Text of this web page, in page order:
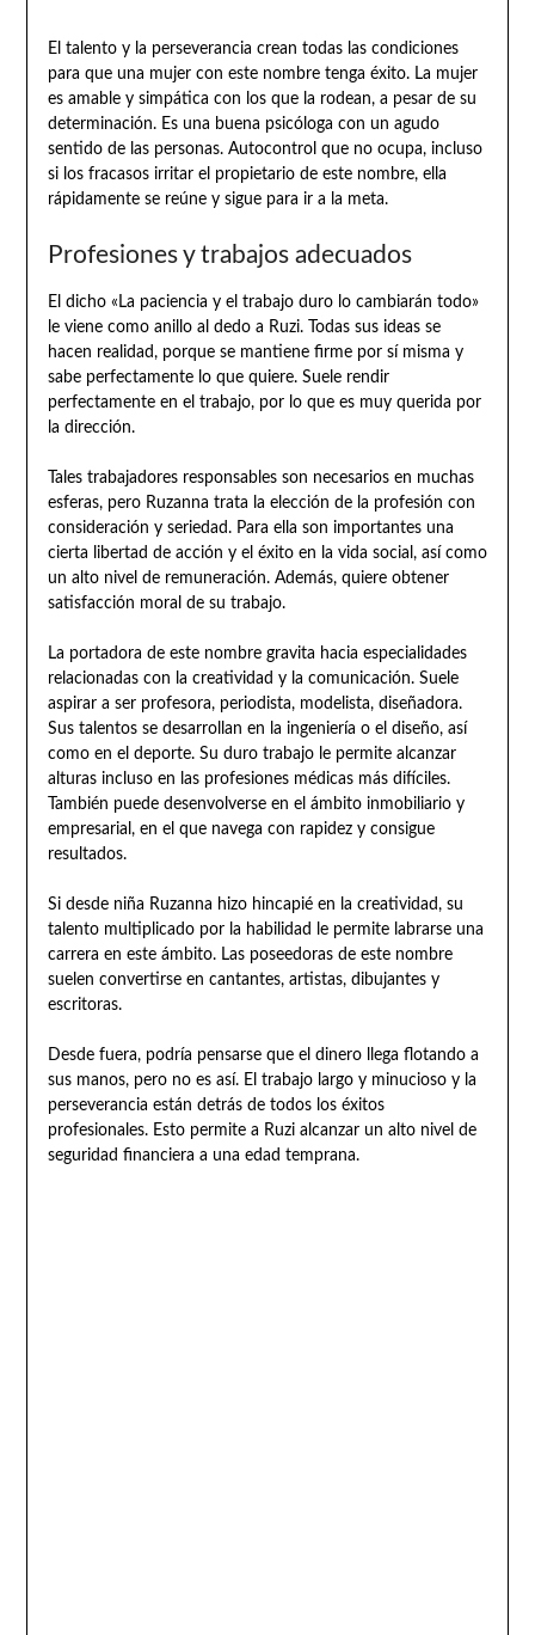
El talento y la perseverancia crean todas las condiciones
para que una mujer con este nombre tenga éxito. La mujer
es amable y simpática con los que la rodean, a pesar de su
determinación. Es una buena psicóloga con un agudo
sentido de las personas. Autocontrol que no ocupa, incluso
si los fracasos irritar el propietario de este nombre, ella
rápidamente se reúne y sigue para ir a la meta.
Profesiones y trabajos adecuados
El dicho «La paciencia y el trabajo duro lo cambiarán todo»
le viene como anillo al dedo a Ruzi. Todas sus ideas se
hacen realidad, porque se mantiene firme por sí misma y
sabe perfectamente lo que quiere. Suele rendir
perfectamente en el trabajo, por lo que es muy querida por
la dirección.
Tales trabajadores responsables son necesarios en muchas
esferas, pero Ruzanna trata la elección de la profesión con
consideración y seriedad. Para ella son importantes una
cierta libertad de acción y el éxito en la vida social, así como
un alto nivel de remuneración. Además, quiere obtener
satisfacción moral de su trabajo.
La portadora de este nombre gravita hacia especialidades
relacionadas con la creatividad y la comunicación. Suele
aspirar a ser profesora, periodista, modelista, diseñadora.
Sus talentos se desarrollan en la ingeniería o el diseño, así
como en el deporte. Su duro trabajo le permite alcanzar
alturas incluso en las profesiones médicas más difíciles.
También puede desenvolverse en el ámbito inmobiliario y
empresarial, en el que navega con rapidez y consigue
resultados.
Si desde niña Ruzanna hizo hincapié en la creatividad, su
talento multiplicado por la habilidad le permite labrarse una
carrera en este ámbito. Las poseedoras de este nombre
suelen convertirse en cantantes, artistas, dibujantes y
escritoras.
Desde fuera, podría pensarse que el dinero llega flotando a
sus manos, pero no es así. El trabajo largo y minucioso y la
perseverancia están detrás de todos los éxitos
profesionales. Esto permite a Ruzi alcanzar un alto nivel de
seguridad financiera a una edad temprana.